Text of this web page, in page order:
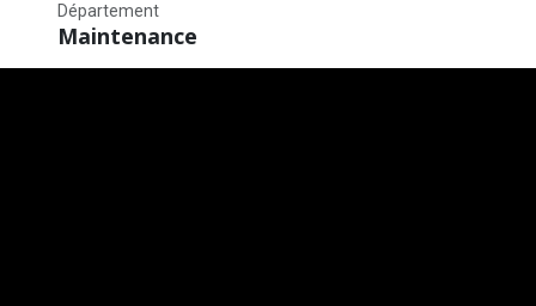
Département
Maintenance